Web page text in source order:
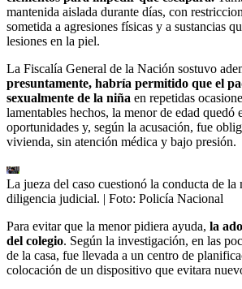
mantenida aislada durante días, con
sometida a agresiones físicas y a sustancias
lesiones en la piel.
La Fiscalía General de la Nación sostuvo
presuntamente, habría permitido que el
sexualmente de la niña en repetidas
lamentables hechos, la menor de edad quedó
oportunidades y, según la acusación, fue
vivienda, sin atención médica y bajo presión.
La jueza del caso cuestionó la conducta de la
diligencia judicial. | Foto: Policía Nacional
Para evitar que la menor pidiera ayuda, la
del colegio. Según la investigación, en las
de la casa, fue llevada a un centro de
colocación de un dispositivo que evitara